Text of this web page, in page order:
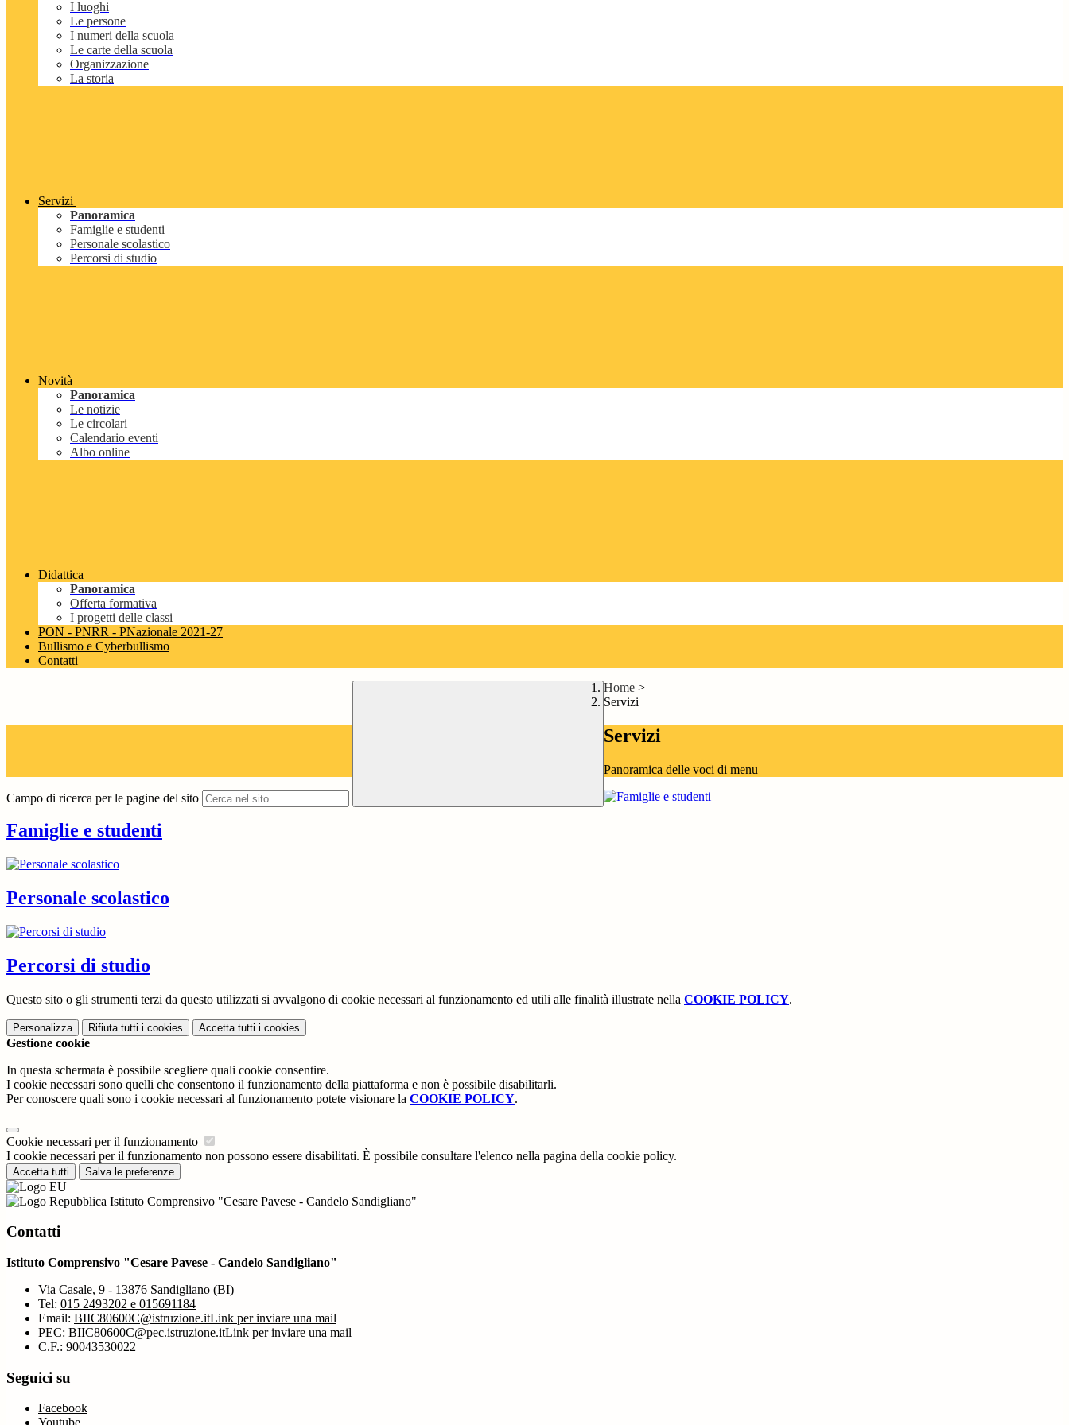
I luoghi
Le persone
I numeri della scuola
Le carte della scuola
Organizzazione
La storia
Servizi
Panoramica
Famiglie e studenti
Personale scolastico
Percorsi di studio
Novità
Panoramica
Le notizie
Le circolari
Calendario eventi
Albo online
Didattica
Panoramica
Offerta formativa
I progetti delle classi
PON - PNRR - PNazionale 2021-27
Bullismo e Cyberbullismo
Contatti
Campo di ricerca per le pagine del sito
Home >
Servizi
Servizi
Panoramica delle voci di menu
Famiglie e studenti
Personale scolastico
Percorsi di studio
Questo sito o gli strumenti terzi da questo utilizzati si avvalgono di cookie necessari al funzionamento ed utili alle finalità illustrate nella COOKIE POLICY.
Personalizza Rifiuta tutti i cookies Accetta tutti i cookies
Gestione cookie
In questa schermata è possibile scegliere quali cookie consentire.
I cookie necessari sono quelli che consentono il funzionamento della piattaforma e non è possibile disabilitarli.
Per conoscere quali sono i cookie necessari al funzionamento potete visionare la COOKIE POLICY.
Cookie necessari per il funzionamento
I cookie necessari per il funzionamento non possono essere disabilitati. È possibile consultare l'elenco nella pagina della cookie policy.
Accetta tutti Salva le preferenze
Istituto Comprensivo "Cesare Pavese - Candelo Sandigliano"
Contatti
Istituto Comprensivo "Cesare Pavese - Candelo Sandigliano"
Via Casale, 9 - 13876 Sandigliano (BI)
Tel: 015 2493202 e 015691184
Email: BIIC80600C@istruzione.itLink per inviare una mail
PEC: BIIC80600C@pec.istruzione.itLink per inviare una mail
C.F.: 90043530022
Seguici su
Facebook